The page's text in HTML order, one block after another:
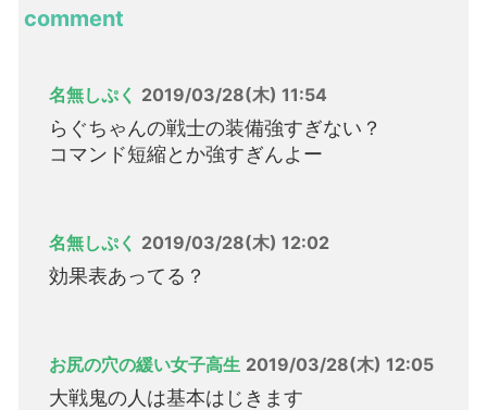
comment
名無しぷく 2019/03/28(木) 11:54
らぐちゃんの戦士の装備強すぎない？
コマンド短縮とか強すぎんよー
名無しぷく 2019/03/28(木) 12:02
効果表あってる？
お尻の穴の緩い女子高生 2019/03/28(木) 12:05
大戦鬼の人は基本はじきます